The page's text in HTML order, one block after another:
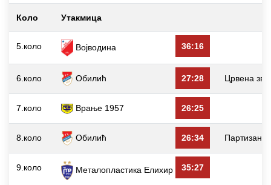
Коло Утакмица
5.коло Војводина 36:16
6.коло Обилић 27:28 Црвена
7.коло Врање 1957 26:25
8.коло Обилић 26:34 Партизан
9.коло Металопластика Елиxир 35:27